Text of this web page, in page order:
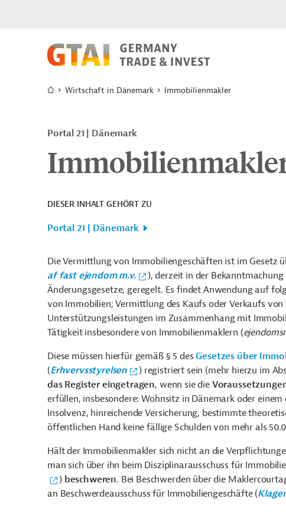
Wirtschaft in Dänemark Immobilienmakler
Portal 21 Dänemark
DIESER INHALT GEHÖRT ZU
Portal 21 | Dänemark
Die Vermittlung von Immobiliengeschäften ist im Gesetz
af fast ejendom m.v.
), derzeit in der Bekanntmachung
Änderungsgesetze, geregelt. Es findet Anwendung auf
von Immobilien; Vermittlung des Kaufs oder Verkaufs
Unterstützungsleistungen im Zusammenhang mit
Tätigkeit insbesondere von Immobilienmaklern (
Diese müssen hierfür gemäß § 5 desGesetzes über
(Erhvervsstyrelsen ) registriert sein (mehr hierzu im
das Register eingetragen, wenn sie die
erfüllen, insbesondere: Wohnsitz in Dänemark oder
Insolvenz, hinreichende Versicherung, bestimmte
öffentlichen Hand keine fällige Schulden von mehr als
Hält der Immobilienmakler sich nicht an die
man sich über ihn beim Disziplinarausschuss für
) beschweren. Bei Beschwerden über die
an Beschwerdeausschuss für Immobiliengeschäfte (